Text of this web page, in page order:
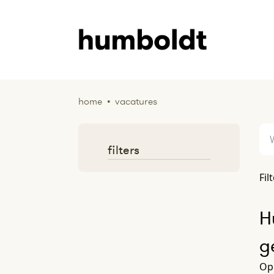
home • vacatures
filters